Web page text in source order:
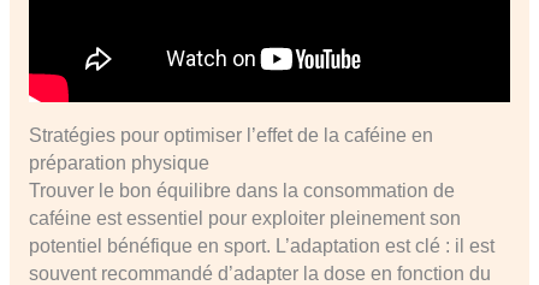
Stratégies pour optimiser l’effet de la caféine en
préparation physique
Trouver le bon équilibre dans la consommation de
caféine est essentiel pour exploiter pleinement son
potentiel bénéfique en sport. L’adaptation est clé : il est
souvent recommandé d’adapter la dose en fonction du